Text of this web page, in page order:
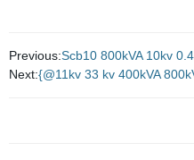
Previous:Scb10 800kVA 10kv
Next:{@11kv 33 kv 400kVA